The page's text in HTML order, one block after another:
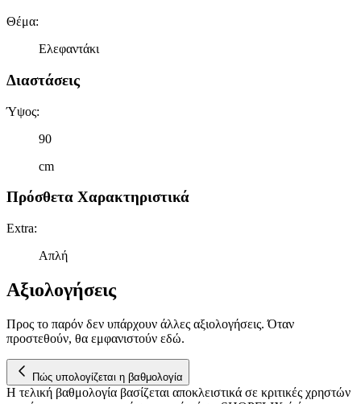
Θέμα:
Ελεφαντάκι
Διαστάσεις
Ύψος:
90
cm
Πρόσθετα Χαρακτηριστικά
Extra:
Απλή
Αξιολογήσεις
Προς το παρόν δεν υπάρχουν άλλες αξιολογήσεις. Όταν
προστεθούν, θα εμφανιστούν εδώ.
Πώς υπολογίζεται η βαθμολογία
Η τελική βαθμολογία βασίζεται αποκλειστικά σε κριτικές χρηστών